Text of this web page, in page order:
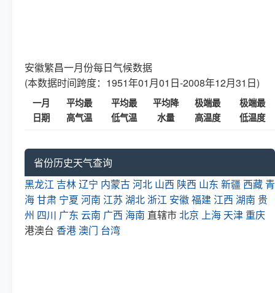
安徽繁昌一月份每日气候数据
(本数据时间跨度：1951年01月01日-2008年12月31日)
一月
日期
平均最
高气温
平均最
低气温
平均降
水量
极端最
高温度
极端最
低温度
省份历史天气查询
黑龙江 吉林辽宁 内蒙古河北 山西 陕西 山东 新疆 西藏 青
海甘肃 宁夏 河南 江苏 湖北 浙江 安徽福建 江西 湖南 贵
州 四川 广东 云南 广西 海南 直辖市北京 上海 天津 重庆
港澳台 香港澳门 台湾